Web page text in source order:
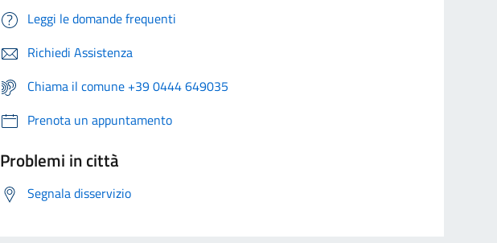
Leggi le domande frequenti
Richiedi Assistenza
Chiama il comune +39 0444 649035
Prenota un appuntamento
Problemi in città
Segnala disservizio